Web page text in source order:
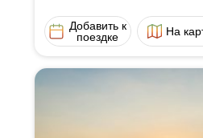
Добавить к
поездке
На